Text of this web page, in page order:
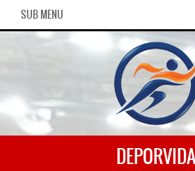
SUB MENU
DEPORVIDA